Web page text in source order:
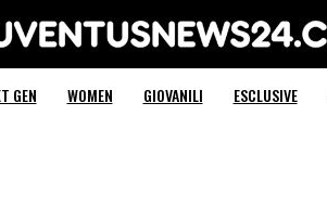
Juventus News 24
GEN WOMEN GIOVANILI ESCLUSIVE